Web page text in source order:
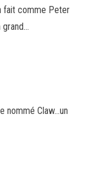
fait comme Peter
grand…
nommé Claw…un